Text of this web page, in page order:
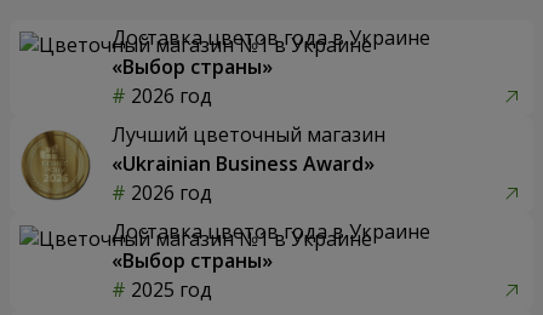
Доставка цветов года в Украине
«Выбор страны»
2026 год
Лучший цветочный магазин
«Ukrainian Business Award»
2026 год
Доставка цветов года в Украине
«Выбор страны»
2025 год